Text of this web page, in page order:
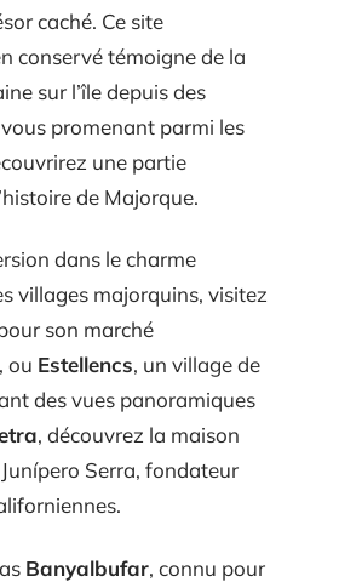
caché. Ce site
conservé témoigne de la
sur l’île depuis des
promenant parmi les
une partie
de Majorque.
dans le charme
villages majorquins, visitez
son marché
ou Estellencs, un village de
des vues panoramiques
, découvrez la maison
Serra, fondateur
Banyalbufar, connu pour